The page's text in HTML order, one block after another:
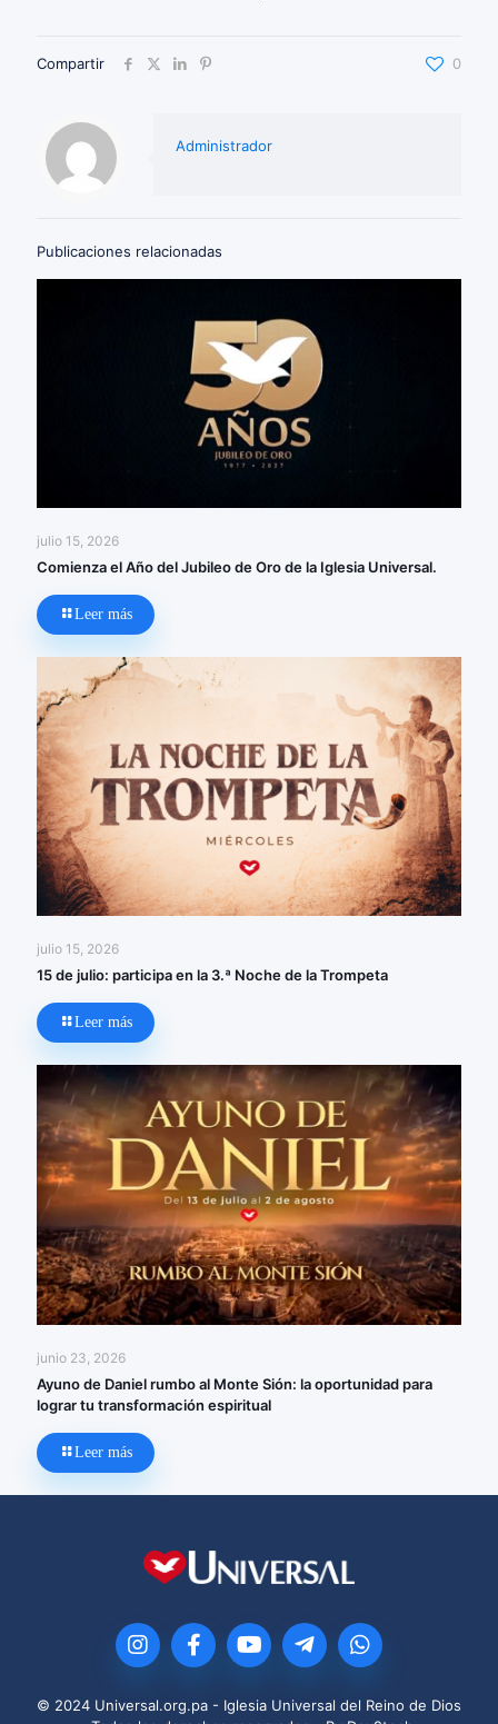
Compartir 0
Administrador
Publicaciones relacionadas
julio 15, 2026
Comienza el Año del Jubileo de Oro de la Iglesia Universal.
Leer más
julio 15, 2026
15 de julio: participa en la 3.ª Noche de la Trompeta
Leer más
junio 23, 2026
Ayuno de Daniel rumbo al Monte Sión: la oportunidad para
lograr tu transformación espiritual
Leer más
© 2024 Universal.org.pa - Iglesia Universal del Reino de Dios